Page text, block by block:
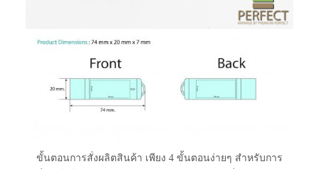
ขั้นตอนการสั่งผลิตสินค้า เพียง 4 ขั้นตอนง่ายๆ สำหรับการ